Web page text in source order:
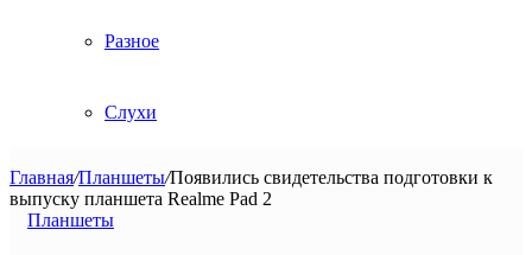
Разное
Слухи
Главная/Планшеты/Появились свидетельства подготовки к
выпуску планшета Realme Pad 2
Планшеты